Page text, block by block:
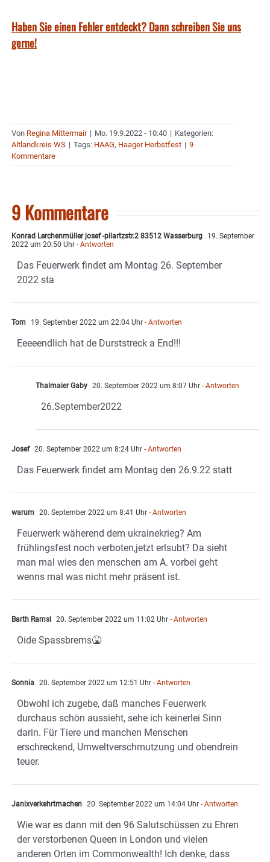
Haben Sie einen Fehler entdeckt? Dann schreiben Sie uns
gerne!
Von Regina Mittermair | Mo. 19.9.2022 - 10:40 | Kategorien:
Altlandkreis WS | Tags: HAAG, Haager Herbstfest | 9
Kommentare
9 Kommentare
Konrad Lerchenmüller josef -pilartzstr.2 83512 Wasserburg
19. September
2022 um 20:50 Uhr - Antworten
Das Feuerwerk findet am Montag 26. September
2022 sta
Tom 19. September 2022 um 22:04 Uhr - Antworten
Eeeeendlich hat de Durststreck a End!!!
Thalmaier Gaby 20. September 2022 um 8:07 Uhr - Antworten
26.September2022
Josef 20. September 2022 um 8:24 Uhr - Antworten
Das Feuerwerk findet am Montag den 26.9.22 statt
warum 20. September 2022 um 8:41 Uhr - Antworten
Feuerwerk wäherend dem ukrainekrieg? Am
frühlingsfest noch verboten,jetzt erlsubt? Da sieht
man mal wies den menschen am A. vorbei geht
wenns mal was nicht mehr präsent ist.
Barth Ramsl 20. September 2022 um 11:02 Uhr - Antworten
Oide Spassbrems🤮
Sonnia 20. September 2022 um 12:51 Uhr - Antworten
Obwohl ich zugebe, daß manches Feuerwerk
durchaus schön aussieht, sehe ich keinerlei Sinn
darin. Für Tiere und manchen Menschen
erschreckend, Umweltverschmutzung und obendrein
teuer.
Janixverkehrtmachen 20. September 2022 um 14:04 Uhr - Antworten
Wie war es dann mit den 96 Salutschüssen zu Ehren
der verstorbenen Queen in London und vielen
anderen Orten im Commonwealth! Ich denke, dass